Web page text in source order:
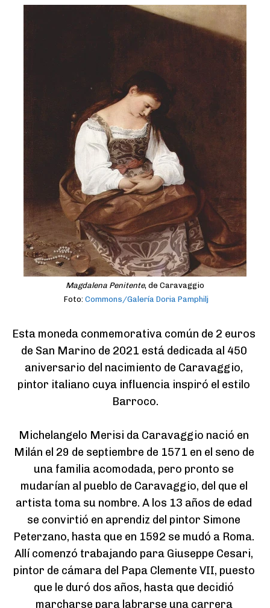
Magdalena Penitente, de Caravaggio
Foto: Commons/Galería Doria Pamphilj
Esta moneda conmemorativa común de 2 euros
de San Marino de 2021 está dedicada al 450
aniversario del nacimiento de Caravaggio,
pintor italiano cuya influencia inspiró el estilo
Barroco.
Michelangelo Merisi da Caravaggio nació en
Milán el 29 de septiembre de 1571 en el seno de
una familia acomodada, pero pronto se
mudarían al pueblo de Caravaggio, del que el
artista toma su nombre. A los 13 años de edad
se convirtió en aprendiz del pintor Simone
Peterzano, hasta que en 1592 se mudó a Roma.
Allí comenzó trabajando para Giuseppe Cesari,
pintor de cámara del Papa Clemente VII, puesto
que le duró dos años, hasta que decidió
marcharse para labrarse una carrera